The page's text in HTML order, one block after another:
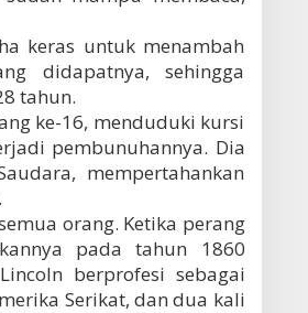
keras untuk menambah
didapatnya, sehingga
tahun.
ke-16, menduduki kursi
pembunuhannya. Dia
mempertahankan
orang. Ketika perang
pada tahun 1860
berprofesi sebagai
Serikat, dan dua kali